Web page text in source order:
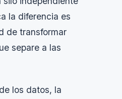
la diferencia es
de transformar
separe a las
los datos, la